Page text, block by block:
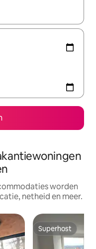
zijn, maak je een keuze
worden
netheid en meer.
Superhost
Superhost